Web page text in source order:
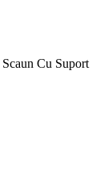
Scaun Cu Suport